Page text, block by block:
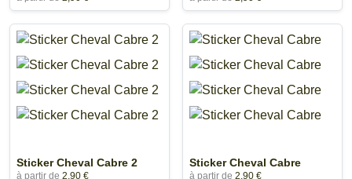
Sticker Cheval Cabre 2
à partir de 2,90 €
Sticker Cheval Cabre
à partir de 2,90 €